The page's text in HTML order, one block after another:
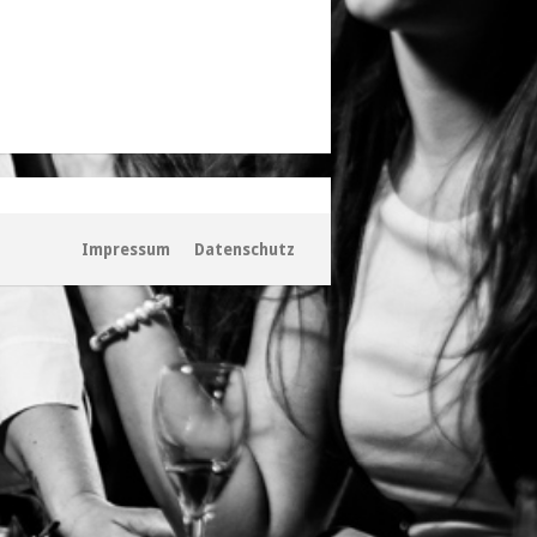
Impressum Datenschutz